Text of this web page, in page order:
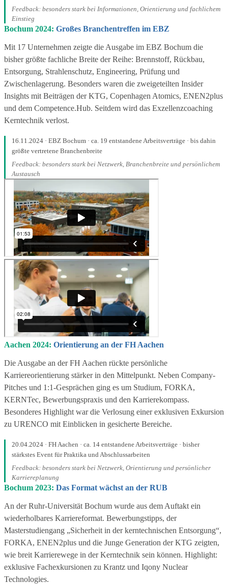
Feedback: besonders stark bei Informationen, Orientierung und fachlichem
Einstieg
Bochum 2024: Großes Branchentreffen im EBZ
Mit 17 Unternehmen zeigte die Ausgabe im EBZ Bochum die
bisher größte fachliche Breite der Reihe: Brennstoff, Rückbau,
Entsorgung, Strahlenschutz, Engineering, Prüfung und
Zwischenlagerung. Besonders waren die zweigeteilten Insider
Insights mit Beiträgen der KTG, Copenhagen Atomics, ENEN2plus
und dem Competence.Hub. Seitdem wird das Exzellenzcoaching
Kerntechnik verlost.
16.11.2024 · EBZ Bochum · ca. 19 entstandene Arbeitsverträge · bis dahin
größte vertretene Branchenbreite
Feedback: besonders stark bei Netzwerk, Branchenbreite und persönlichem
Austausch
Aachen 2024: Orientierung an der FH Aachen
Die Ausgabe an der FH Aachen rückte persönliche
Karriereorientierung stärker in den Mittelpunkt. Neben Company-
Pitches und 1:1-Gesprächen ging es um Studium, FORKA,
KERNTec, Bewerbungspraxis und den Karrierekompass.
Besonderes Highlight war die Verlosung einer exklusiven Exkursion
zu URENCO mit Einblicken in gesicherte Bereiche.
20.04.2024 · FH Aachen · ca. 14 entstandene Arbeitsverträge · bisher
stärkstes Event für Praktika und Abschlussarbeiten
Feedback: besonders stark bei Netzwerk, Orientierung und persönlicher
Karriereplanung
Bochum 2023: Das Format wächst an der RUB
An der Ruhr-Universität Bochum wurde aus dem Auftakt ein
wiederholbares Karriereformat. Bewerbungstipps, der
Masterstudiengang „Sicherheit in der kerntechnischen Entsorgung“,
FORKA, ENEN2plus und die Junge Generation der KTG zeigten,
wie breit Karrierewege in der Kerntechnik sein können. Highlight:
exklusive Fachexkursionen zu Krantz und Iqony Nuclear
Technologies.